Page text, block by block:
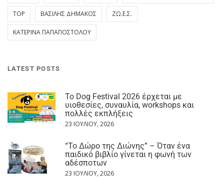
TOP ΒΑΣΊΛΗΣ ΔΗΜΆΚΟΣ ΖΩ.Ε.Σ.
ΚΑΤΕΡΊΝΑ ΠΑΠΑΠΟΣΤΌΛΟΥ
LATEST POSTS
Το Dog Festival 2026 έρχεται με
υιοθεσίες, συναυλία, workshops και
πολλές εκπλήξεις
23 ΙΟΥΛΊΟΥ, 2026
“Το Δώρο της Διώνης” – Όταν ένα
παιδικό βιβλίο γίνεται η φωνή των
αδέσποτων
23 ΙΟΥΛΊΟΥ, 2026